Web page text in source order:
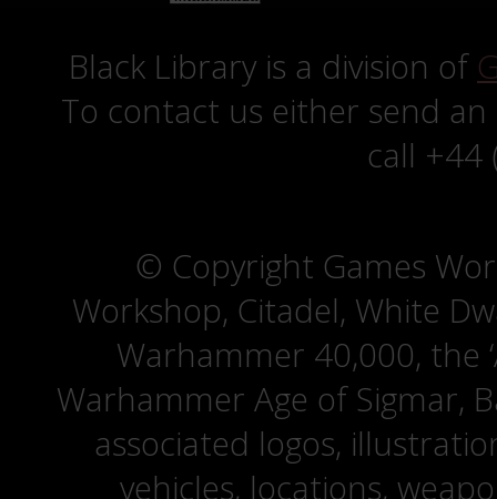
Black Library is a division of
To contact us either send
call +44
© Copyright Games
Workshop, Citadel, White
Warhammer 40,000, the
Warhammer Age of Sigmar,
associated logos,
vehicles, locations,